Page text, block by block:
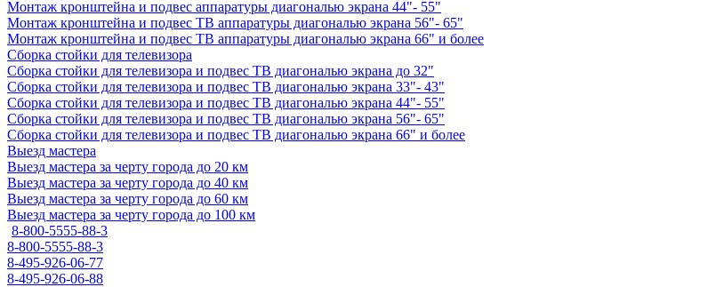
Монтаж кронштейна и подвес аппаратуры диагональю экрана 44"- 55"
Монтаж кронштейна и подвес ТВ аппаратуры диагональю экрана 56"- 65"
Монтаж кронштейна и подвес ТВ аппаратуры диагональю экрана 66" и более
Сборка стойки для телевизора
Сборка стойки для телевизора и подвес ТВ диагональю экрана до 32"
Сборка стойки для телевизора и подвес ТВ диагональю экрана 33"- 43"
Сборка стойки для телевизора и подвес ТВ диагональю экрана 44"- 55"
Сборка стойки для телевизора и подвес ТВ диагональю экрана 56"- 65"
Сборка стойки для телевизора и подвес ТВ диагональю экрана 66" и более
Выезд мастера
Выезд мастера за черту города до 20 км
Выезд мастера за черту города до 40 км
Выезд мастера за черту города до 60 км
Выезд мастера за черту города до 100 км
8-800-5555-88-3
8-800-5555-88-3
8-495-926-06-77
8-495-926-06-88